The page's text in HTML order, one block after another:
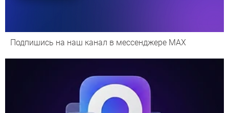
Подпишись на наш канал в мессенджере МАХ